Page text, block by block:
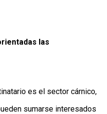
las
es el sector cárnico,
sumarse interesados